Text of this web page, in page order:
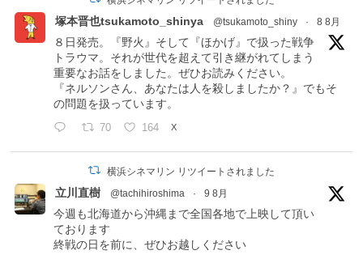
塚本晋也tsukamoto_shinya @tsukamoto_shiny · 8 8月
８日発売。『野火』そして『ほかげ』で扱った戦争
トラウマ。それが世代を超えて引き継がれてしまう
重要なお話をしました。ぜひお読みください。
『ネルソンさん、あなたは人を殺しましたか？』でもそ
の問題を扱っています。
70 164 X
横浜シネマリン リツイートされました
立川直樹 @tachihiroshima · 9 8月
今週も北海道から沖縄まで全国各地で上映して頂い
ております
終戦の日を前に、ぜひお越しください